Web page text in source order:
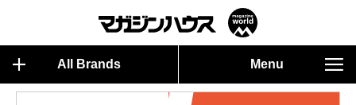
All Brands Menu